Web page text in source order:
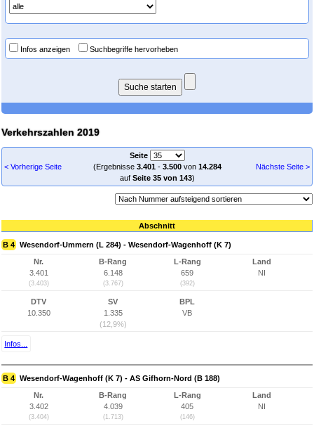
Infos anzeigen Suchbegriffe hervorheben
Verkehrszahlen 2019
< Vorherige Seite
Seite
(Ergebnisse 3.401- 3.500von 14.284
auf Seite 35 von 143)
Nächste Seite >
Abschnitt
B 4 Wesendorf-Ummern (L 284) - Wesendorf-Wagenhoff (K 7)
Nr.
3.401
(3.403)
B-Rang
6.148
(3.767)
L-Rang
659
(392)
Land
NI
DTV
10.350
SV
1.335
(12,9%)
BPL
VB
Infos...
B 4 Wesendorf-Wagenhoff (K 7) - AS Gifhorn-Nord (B 188)
Nr.
3.402
(3.404)
B-Rang
4.039
(1.713)
L-Rang
405
(146)
Land
NI